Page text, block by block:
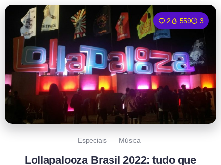
2 559 3
Especiais Música
Lollapalooza Brasil 2022: tudo que